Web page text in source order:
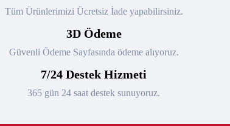
Tüm Ürünlerimizi Ücretsiz İade yapabilirsiniz.
3D Ödeme
Güvenli Ödeme Sayfasında ödeme alıyoruz.
7/24 Destek Hizmeti
365 gün 24 saat destek sunuyoruz.